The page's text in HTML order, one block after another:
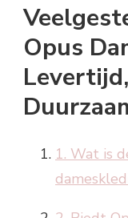
Opus
1. Wat is